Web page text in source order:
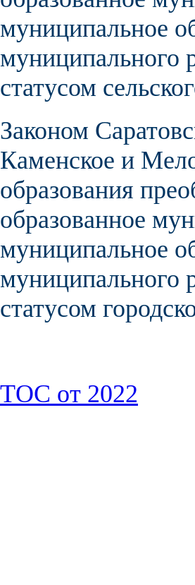
муниципальное
муниципального
статусом
Законом
Каменское и
образования
образованное
муниципальное
муниципального
статусом
ТОС от 2022